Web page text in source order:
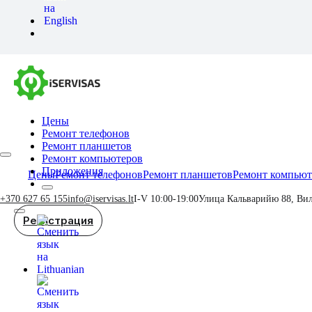
Цены
Ремонт телефонов
Ремонт планшетов
Ремонт компьютеров
Приложения
Регистрация
ЦеныРемонт телефоновРемонт планшетовРемонт
+370 627 65 155info@iservisas.ltI-V 10:00-19:00Улица Кальварийю 88,